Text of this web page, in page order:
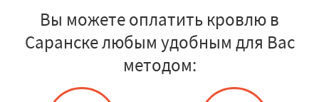
Вы можете оплатить кровлю в
Саранске любым удобным для Вас
методом: